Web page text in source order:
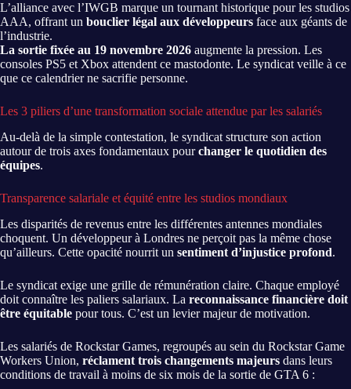
L’alliance avec l’IWGB marque un tournant historique pour les studios
AAA, offrant un bouclier légal aux développeurs face aux géants de
l’industrie.
La sortie fixée au 19 novembre 2026 augmente la pression. Les
consoles PS5 et Xbox attendent ce mastodonte. Le syndicat veille à ce
que ce calendrier ne sacrifie personne.
Les 3 piliers d’une transformation sociale attendue par les salariés
Au-delà de la simple contestation, le syndicat structure son action
autour de trois axes fondamentaux pourchanger le quotidien des
équipes.
Transparence salariale et équité entre les studios mondiaux
Les disparités de revenus entre les différentes antennes mondiales
choquent. Un développeur à Londres ne perçoit pas la même chose
qu’ailleurs. Cette opacité nourrit un sentiment d’injustice profond.
Le syndicat exige une grille de rémunération claire. Chaque employé
doit connaître les paliers salariaux. La reconnaissance financière doit
être équitable pour tous. C’est un levier majeur de motivation.
Les salariés de Rockstar Games, regroupés au sein du Rockstar Game
Workers Union, réclament trois changements majeurs dans leurs
conditions de travail à moins de six mois de la sortie de GTA 6 :